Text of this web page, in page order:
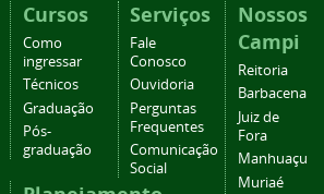
Cursos
Como
ingressar
Técnicos
Graduação
Pós-
graduação
Serviços
Fale
Conosco
Ouvidoria
Perguntas
Frequentes
Comunicação
Social
Nossos
Campi
Reitoria
Barbacena
Juiz de
Fora
Manhuaçu
Muriaé